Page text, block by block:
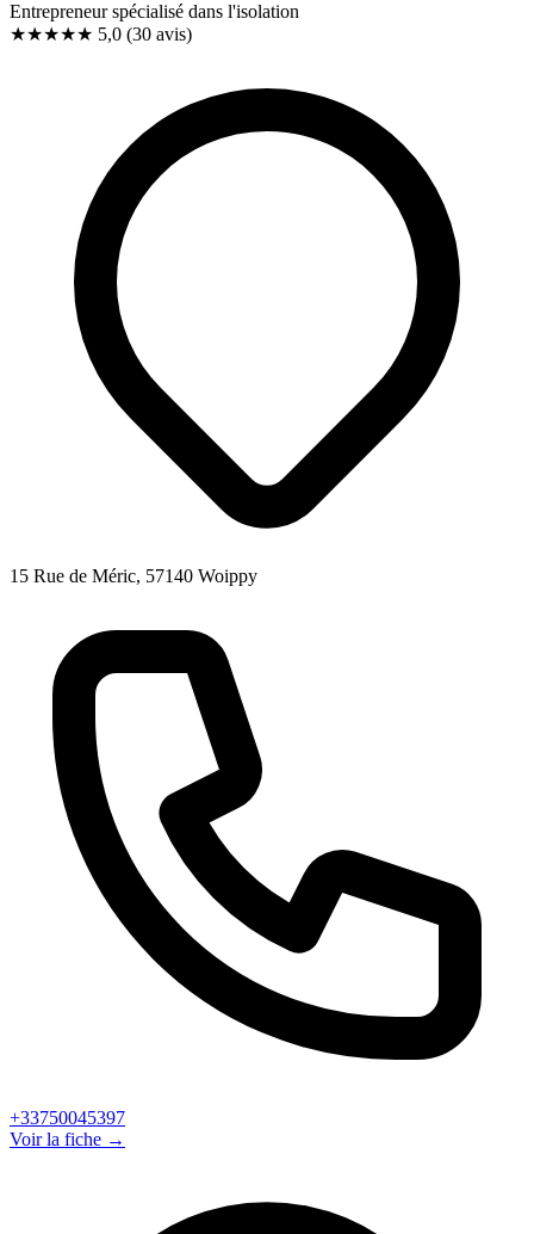
Entrepreneur spécialisé dans l'isolation
★★★★★ 5,0 (30 avis)
15 Rue de Méric, 57140 Woippy
+33750045397
Voir la fiche →